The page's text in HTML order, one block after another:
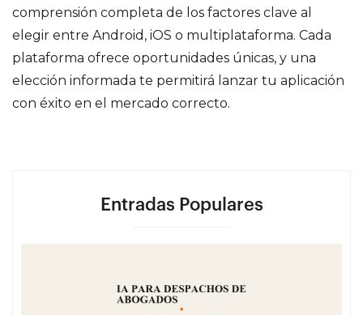
comprensión completa de los factores clave al
elegir entre Android, iOS o multiplataforma. Cada
plataforma ofrece oportunidades únicas, y una
elección informada te permitirá lanzar tu aplicación
con éxito en el mercado correcto.
Entradas Populares